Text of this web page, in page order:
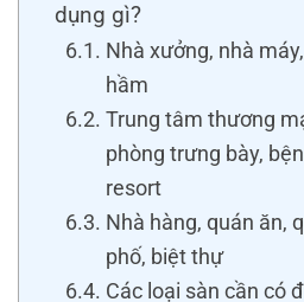
dụng gì?
Nhà xưởng, nhà
hầm
Trung tâm thương
phòng trưng bày,
resort
Nhà hàng, quán ăn,
phố, biệt thự
Các loại sàn cần có